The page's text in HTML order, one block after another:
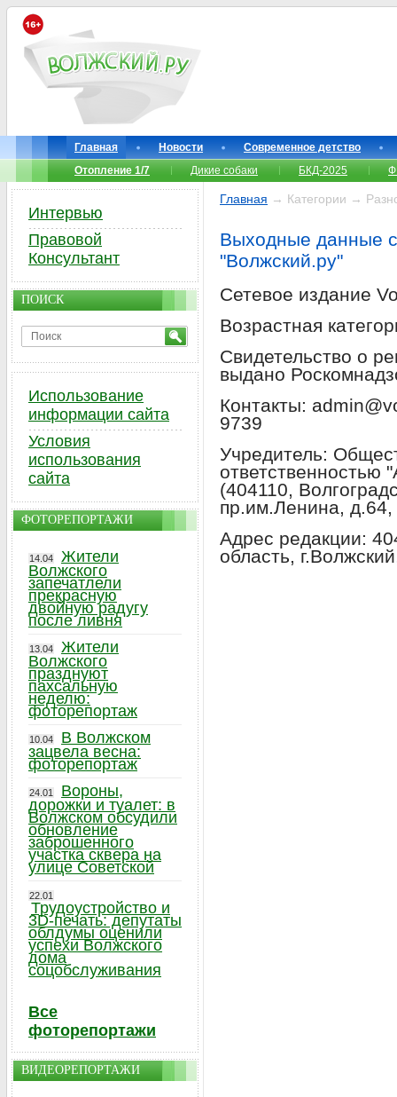
Главная Новости
Современное детство
Отопление 1/7
Дикие собаки БКД-2025
Главная → Категории →
Выходные данные
"Волжский.ру"
Сетевое издание
Возрастная
Cвидетельство о
выдано
Контакты:
9739
Учредитель:
ответственностью
(404110,
пр.им.Ленина,
Адрес редакции:
область,
Интервью
Правовой
Консультант
ПОИСК
Использование
информации сайта
Условия
использования
сайта
ФОТОРЕПОРТАЖИ
14.04
Жители
Волжского
запечатлели
прекрасную
двойную радугу
после ливня
13.04
Жители
Волжского
празднуют
пахсальную
неделю:
фоторепортаж
10.04
В Волжском
зацвела весна:
фоторепортаж
24.01
Вороны,
дорожки и туалет: в
Волжском обсудили
обновление
заброшенного
участка сквера на
улице Советской
22.01
Трудоустройство и
3D-печать: депутаты
облдумы оценили
успехи Волжского
дома
соцобслуживания
Все
фоторепортажи
ВИДЕОРЕПОРТАЖИ